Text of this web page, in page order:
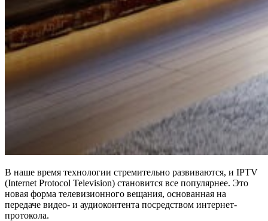
В наше время технологии стремительно развиваются, и IPTV
(Internet Protocol Television) становится все популярнее. Это
новая форма телевизионного вещания, основанная на
передаче видео- и аудиоконтента посредством интернет-
протокола.